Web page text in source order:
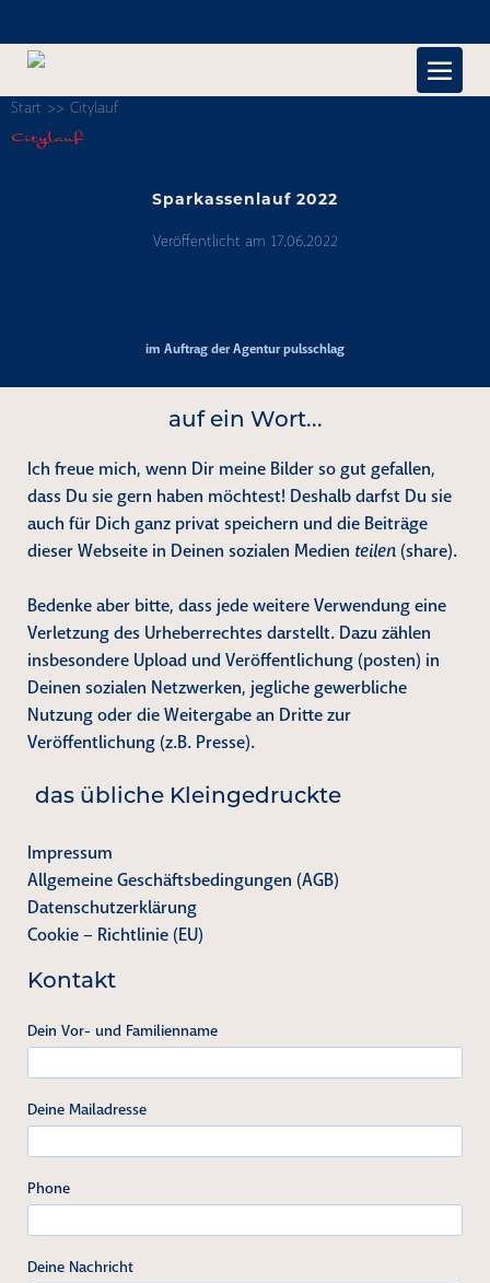
Inhalt
springen
Start >> Citylauf
Citylauf
Sparkassenlauf 2022
Veröffentlicht am 17.06.2022
2022
im Auftrag der Agentur pulsschlag
auf ein Wort...
Ich freue mich, wenn Dir meine Bilder so gut gefallen,
dass Du sie gern haben möchtest! Deshalb darfst Du sie
auch für Dich ganz privat speichern und die Beiträge
dieser Webseite in Deinen sozialen Medien teilen (share).
Bedenke aber bitte, dass jede weitere Verwendung eine
Verletzung des Urheberrechtes darstellt. Dazu zählen
insbesondere Upload und Veröffentlichung (posten) in
Deinen sozialen Netzwerken, jegliche gewerbliche
Nutzung oder die Weitergabe an Dritte zur
Veröffentlichung (z.B. Presse).
das übliche Kleingedruckte
Impressum
Allgemeine Geschäftsbedingungen (AGB)
Datenschutzerklärung
Cookie – Richtlinie (EU)
Kontakt
Dein Vor- und Familienname
Deine Mailadresse
Phone
Deine Nachricht